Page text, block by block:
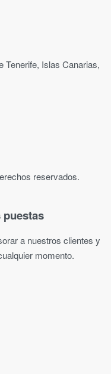
Tenerife, Islas Canarias,
reservados.
puestas
a nuestros clientes y
momento.